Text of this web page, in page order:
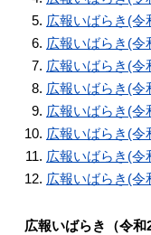
広報いばらき(令
広報いばらき(令
広報いばらき(令
広報いばらき(令
広報いばらき(令
広報いばらき(令
広報いばらき(令
広報いばらき(令
広報いばらき（令和2